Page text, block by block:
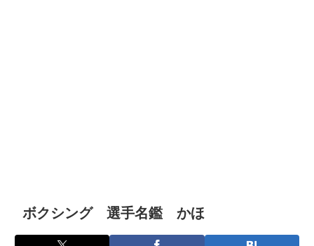
ボクシング 選手名鑑 かほ